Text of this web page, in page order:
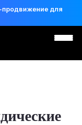
продвижение для